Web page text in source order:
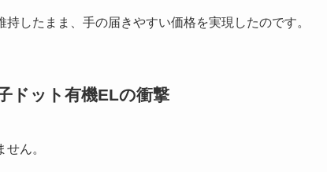
したまま、手の届きやすい価格を実現したのです。
ドット有機ELの衝撃
ん。